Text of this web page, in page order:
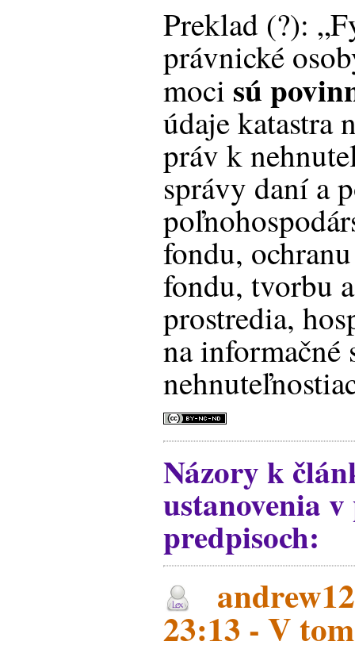
Preklad (?):
právnické
moci sú
údaje katastra
práv k
správy daní a
fondu,
fondu, tvorbu
prostredia,
na informačné
Názory k
ustanovenia
predpisoch:
23:13 - V